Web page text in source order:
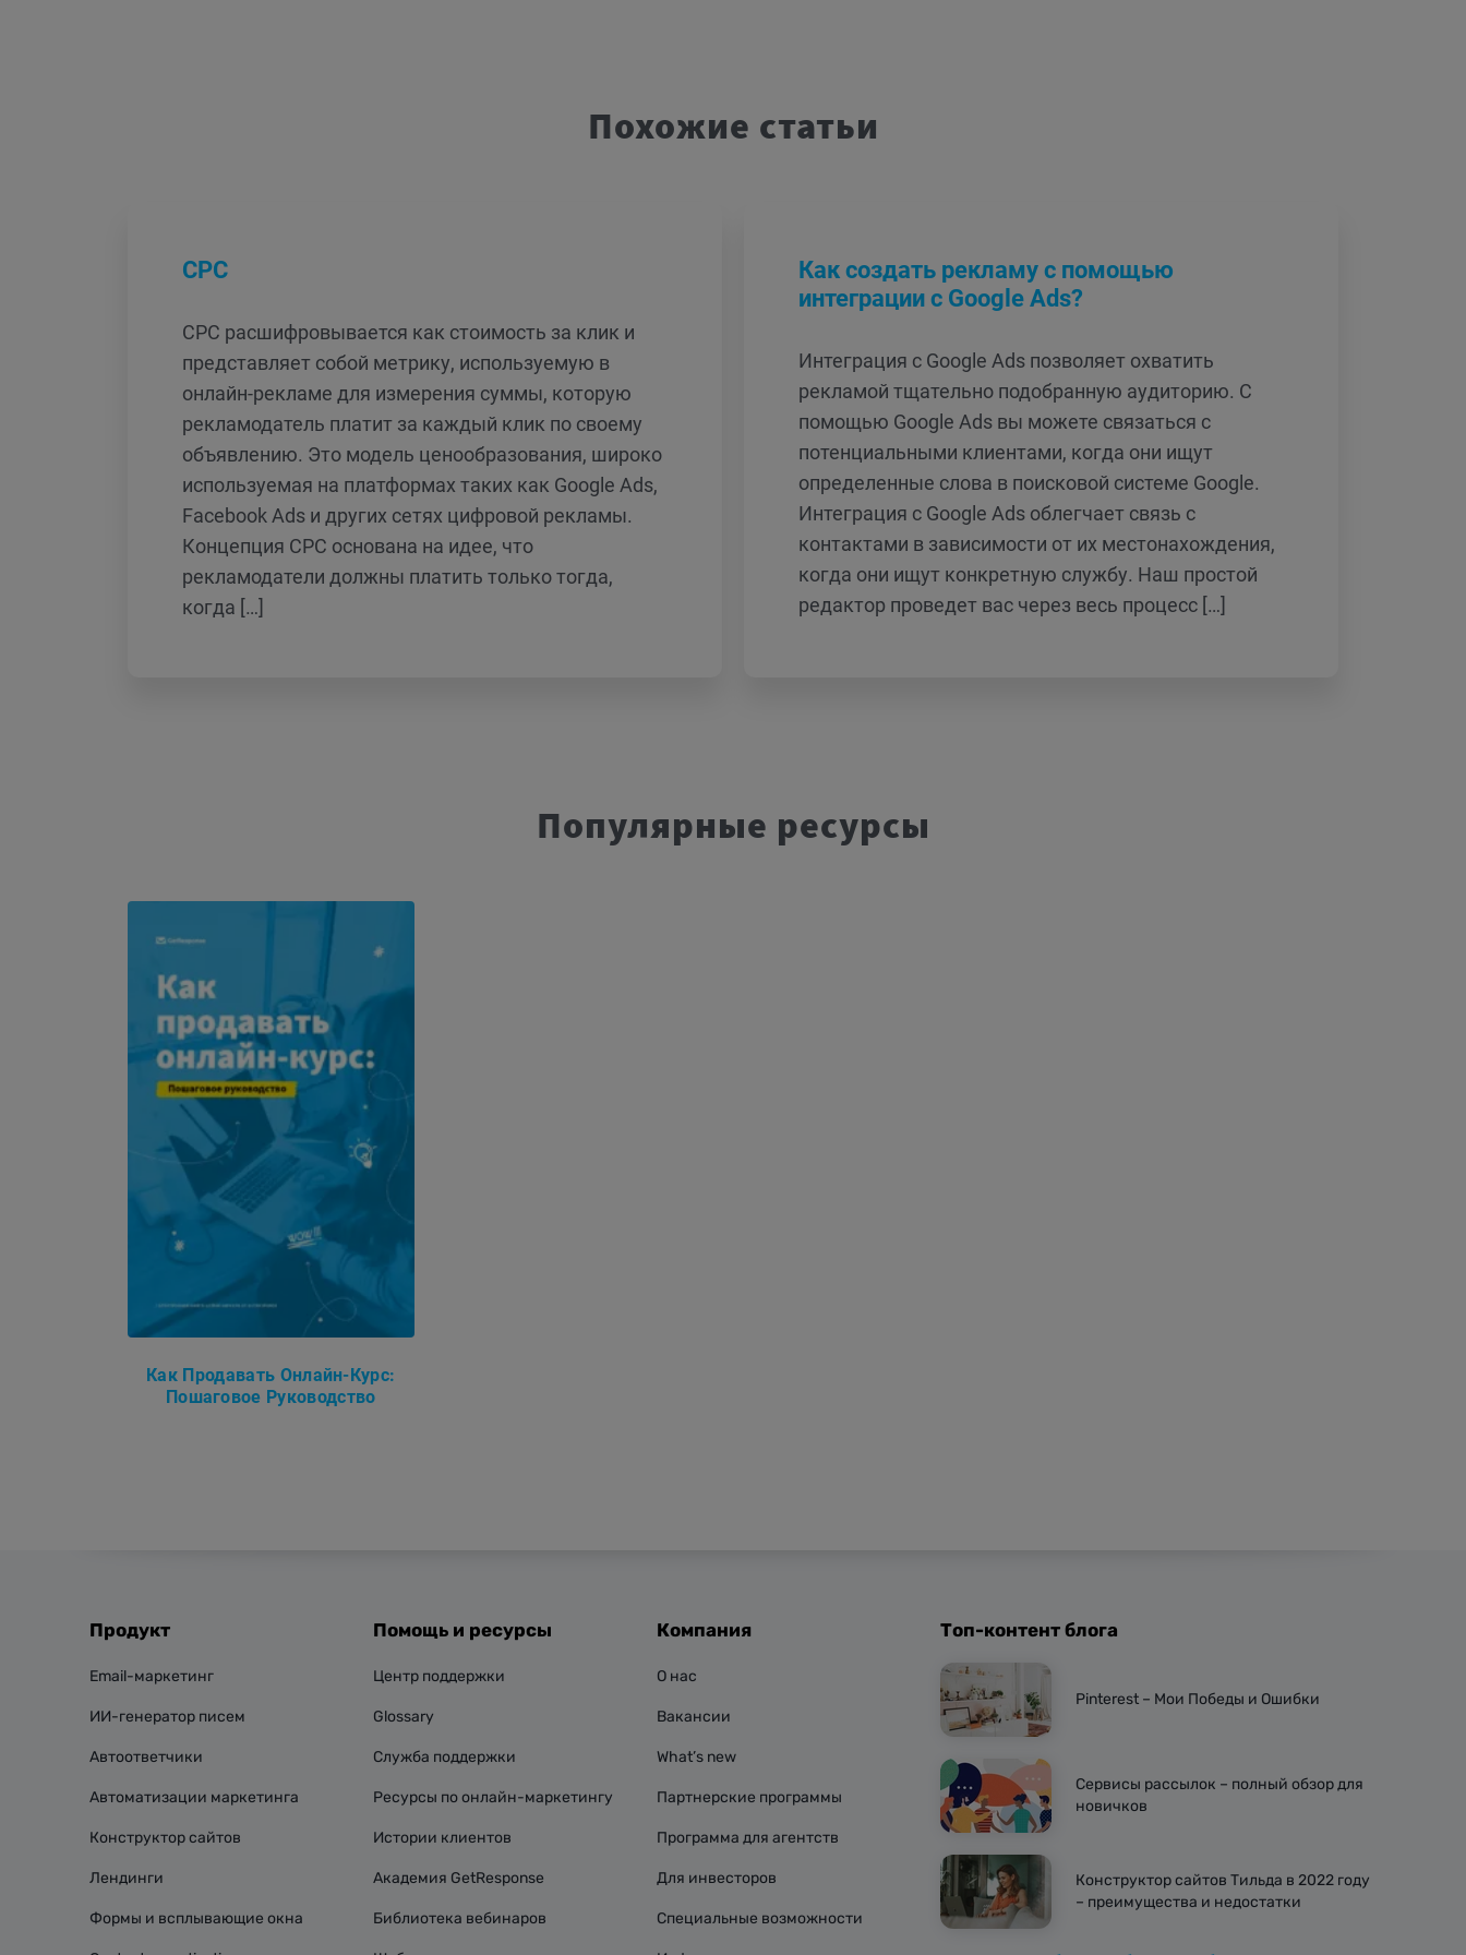
Похожие статьи
CPC
CPC расшифровывается как стоимость за клик и
представляет собой метрику, используемую в
онлайн-рекламе для измерения суммы, которую
рекламодатель платит за каждый клик по своему
объявлению. Это модель ценообразования, широко
используемая на платформах таких как Google Ads,
Facebook Ads и других сетях цифровой рекламы.
Концепция CPC основана на идее, что
рекламодатели должны платить только тогда,
когда […]
Как создать рекламу с помощью
интеграции с Google Ads?
Интеграция с Google Ads позволяет охватить
рекламой тщательно подобранную аудиторию. С
помощью Google Ads вы можете связаться с
потенциальными клиентами, когда они ищут
определенные слова в поисковой системе Google.
Интеграция с Google Ads облегчает связь с
контактами в зависимости от их местонахождения,
когда они ищут конкретную службу. Наш простой
редактор проведет вас через весь процесс […]
Популярные ресурсы
Как Продавать Онлайн-Курс:
Пошаговое Руководство
Продукт
Email-маркетинг
ИИ-генератор писем
Автоответчики
Автоматизации маркетинга
Конструктор сайтов
Лендинги
Формы и всплывающие окна
Помощь и ресурсы
Центр поддержки
Glossary
Служба поддержки
Ресурсы по онлайн-маркетингу
Истории клиентов
Академия GetResponse
Библиотека вебинаров
Компания
О нас
Вакансии
What’s new
Партнерские программы
Программа для агентств
Для инвесторов
Специальные возможности
Топ-контент блога
Pinterest – Мои Победы и Ошибки
Сервисы рассылок – полный обзор для
новичков
Конструктор сайтов Тильда в 2022 году
– преимущества и недостатки